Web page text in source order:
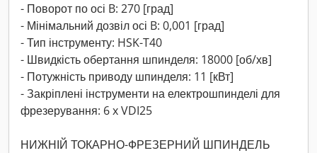
- Поворот по осі B: 270 [град]
- Мінімальний дозвіл осі B: 0,001 [град]
- Тип інструменту: HSK-T40
- Швидкість обертання шпинделя: 18000 [об/хв]
- Потужність приводу шпинделя: 11 [кВт]
- Закріплені інструменти на електрошпинделі для
фрезерування: 6 x VDI25
НИЖНІЙ ТОКАРНО-ФРЕЗЕРНИЙ ШПИНДЕЛЬ